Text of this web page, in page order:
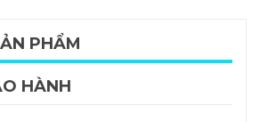
PHẨM
HÀNH